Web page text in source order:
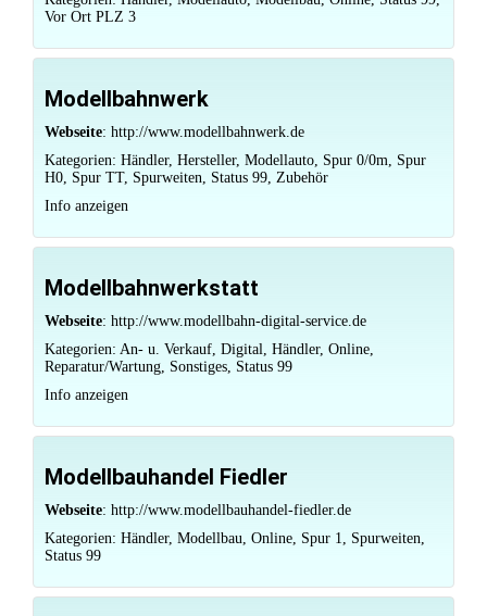
Vor Ort PLZ 3
Modellbahnwerk
Webseite: http://www.modellbahnwerk.de
Kategorien: Händler, Hersteller, Modellauto, Spur 0/0m, Spur
H0, Spur TT, Spurweiten, Status 99, Zubehör
Info anzeigen
Modellbahnwerkstatt
Webseite: http://www.modellbahn-digital-service.de
Kategorien: An- u. Verkauf, Digital, Händler, Online,
Reparatur/Wartung, Sonstiges, Status 99
Info anzeigen
Modellbauhandel Fiedler
Webseite: http://www.modellbauhandel-fiedler.de
Kategorien: Händler, Modellbau, Online, Spur 1, Spurweiten,
Status 99